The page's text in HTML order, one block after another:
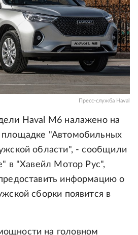
Пресс-служба Haval
Haval M6 налажено на
площадке "Автомобильных
области", - сообщили
в "Хавейл Мотор Рус",
информацию о
сборки появится в
на головном